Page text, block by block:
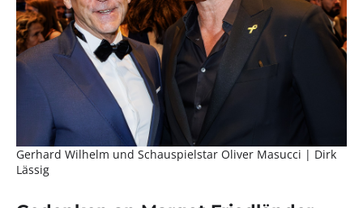
Gerhard Wilhelm und Schauspielstar Oliver Masucci | Dirk
Lässig